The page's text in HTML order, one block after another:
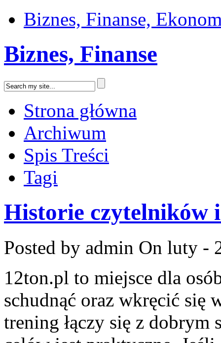
Biznes, Finanse,
Biznes, Finanse
Strona główna
Archiwum
Spis Treści
Tagi
Historie czytelników
Posted by admin On luty -
12ton.pl to miejsce dla
schudnąć oraz wkręcić się
trening łączy się z dobrym